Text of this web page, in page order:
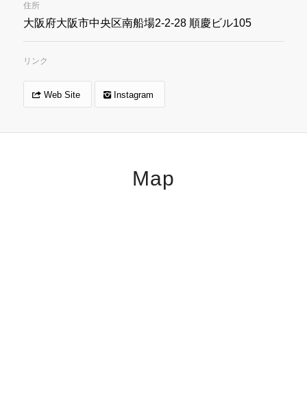
住所
大阪府大阪市中央区南船場2-2-28 順慶ビル105
リンク
Web Site Instagram
Map